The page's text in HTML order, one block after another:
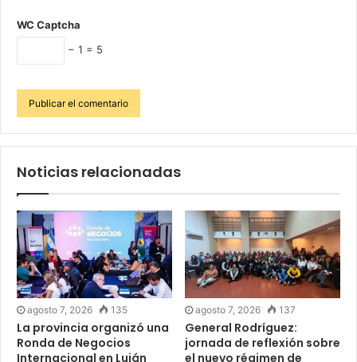
WC Captcha
− 1 = 5
Noticias relacionadas
agosto 7, 2026 135
La provincia organizó una
Ronda de Negocios
Internacional en Luján
agosto 7, 2026 137
General Rodríguez:
jornada de reflexión sobre
el nuevo régimen de